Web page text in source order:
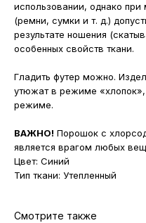
использовании, однако
(ремни, сумки и т. д.)
результате ношения
особенных свойств ткани.
Гладить футер можно.
утюжат в режиме «хлопок»,
режиме.
ВАЖНО! Порошок с
является врагом любых
Цвет: Синий
Тип ткани: Утепленный
Смотрите также